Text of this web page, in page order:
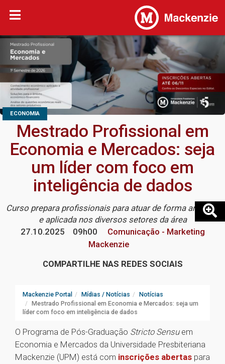
ECONOMIA
Mestrado Profissional em
Economia e Mercados: seja
um líder com foco em
inteligência de dados
Curso prepara profissionais para atuar de forma analítica
e aplicada nos diversos setores da área
27.10.2025
09h00
Comunicação - Marketing
Mackenzie
COMPARTILHE NAS REDES SOCIAIS
Mackenzie Portal Mídias / Notícias
Notícias
Mestrado Profissional em Economia e Mercados: seja um
líder com foco em inteligência de dados
O Programa de Pós-Graduação Stricto Sensuem
Economia e Mercados da Universidade Presbiteriana
Mackenzie (UPM) está com inscrições abertas para